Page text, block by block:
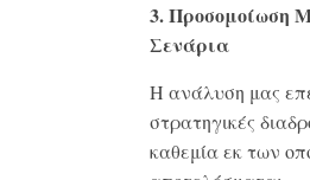
3. Προσομοίωση
Σενάρια
Η ανάλυση μας
στρατηγικές
καθεμία εκ των